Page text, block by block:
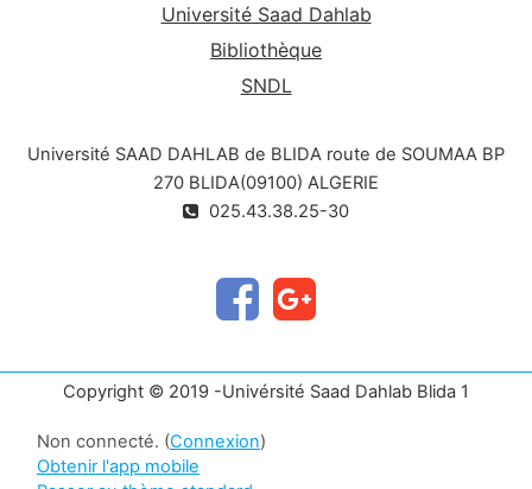
Université Saad Dahlab
Bibliothèque
SNDL
Université SAAD DAHLAB de BLIDA route de SOUMAA BP
270 BLIDA(09100) ALGERIE
025.43.38.25-30
Copyright © 2019 -Univérsité Saad Dahlab Blida 1
Non connecté. (Connexion)
Obtenir l'app mobile